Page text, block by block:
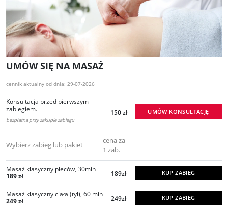
UMÓW SIĘ NA MASAŻ
cennik aktualny od dnia: 29-07-2026
Konsultacja przed pierwszym
zabiegiem.
bezpłatna przy zakupie zabiegu
150 zł UMÓW KONSULTACJĘ
Wybierz zabieg lub pakiet
cena za
1 zab.
Masaż klasyczny pleców, 30min
189 zł
189zł KUP ZABIEG
Masaż klasyczny ciała (tył), 60 min
249 zł
249zł KUP ZABIEG